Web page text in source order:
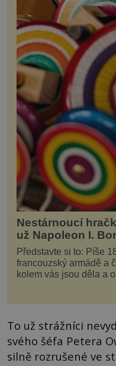
Nestárnoucí
už Napoleon I.
Představte si to: Píše
francouzský armádě a
kolem vás jsou děla a
děláte vy? Hrajete si…
To už strážníci
svého šéfa Petera
silně rozrušené ve